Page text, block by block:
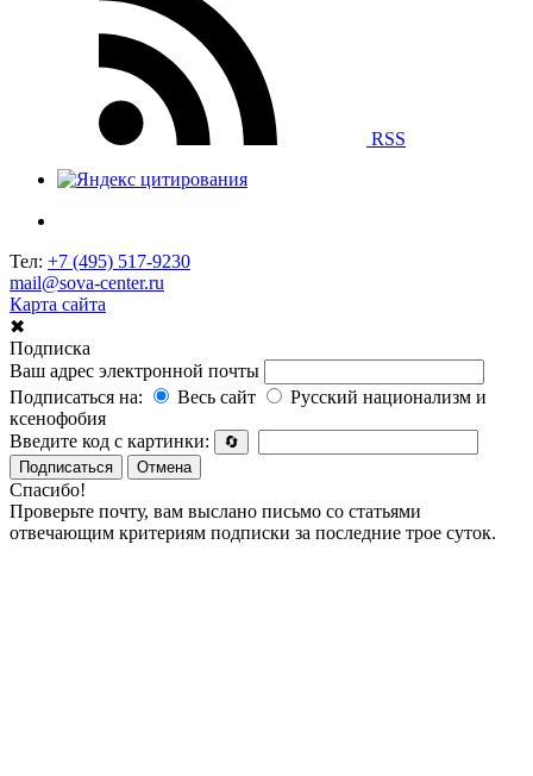
RSS
Тел: +7 (495) 517-9230
mail@sova-center.ru
Карта сайта
✖
Подписка
Ваш адрес электронной почты
Подписаться на:
Весь сайт
Русский национализм и
ксенофобия
Введите код с картинки:
🔄
Подписаться
Отмена
Спасибо!
Проверьте почту, вам выслано письмо со статьями
отвечающим критериям подписки за последние трое суток.